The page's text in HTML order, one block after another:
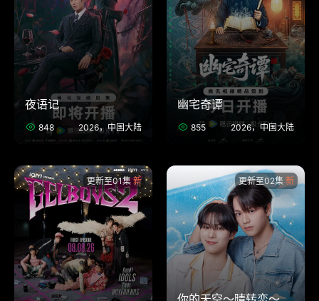
夜语记
848 2026，中国大陆
幽宅奇谭
855 2026，中国大陆
更新至01集 更新至02集